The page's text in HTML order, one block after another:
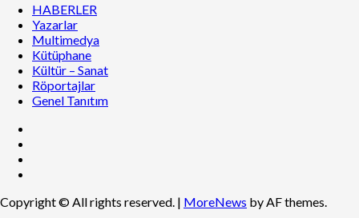
HABERLER
Yazarlar
Multimedya
Kütüphane
Kültür – Sanat
Röportajlar
Genel Tanıtım
Copyright © All rights reserved. | MoreNews by AF themes.